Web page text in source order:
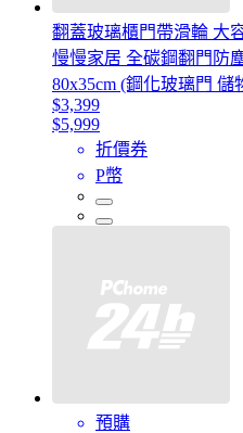
翻蓋玻璃櫃門帶滑輪 大
慢慢家居 全碳鋼翻門防
80x35cm (鋼化玻璃門 儲
$3,399
$5,999
折價券
P幣
預購